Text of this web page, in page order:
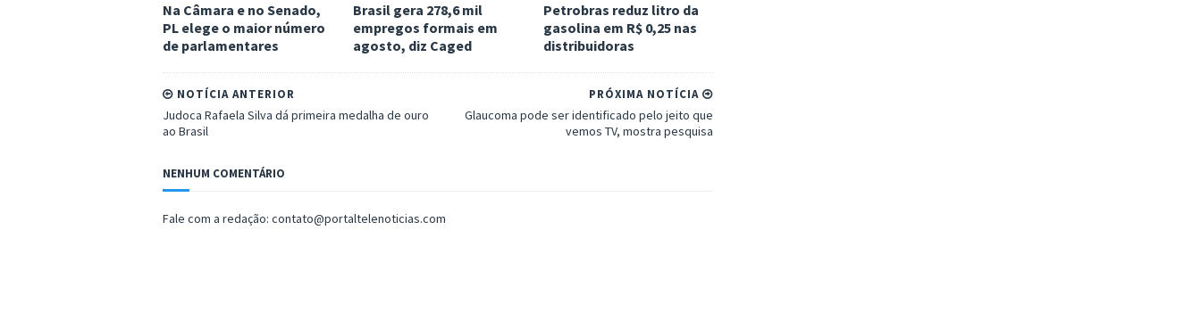
Na Câmara e no Senado,
PL elege o maior número
de parlamentares
Brasil gera 278,6 mil
empregos formais em
agosto, diz Caged
Petrobras reduz litro da
gasolina em R$ 0,25 nas
distribuidoras
PRÓXIMA NOTÍCIA
Glaucoma pode ser identificado pelo jeito que
vemos TV, mostra pesquisa
NOTÍCIA ANTERIOR
Judoca Rafaela Silva dá primeira medalha de ouro
ao Brasil
NENHUM COMENTÁRIO
Fale com a redação: contato@portaltelenoticias.com